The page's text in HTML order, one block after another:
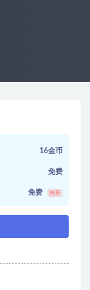
16金币
免费
免费 推荐